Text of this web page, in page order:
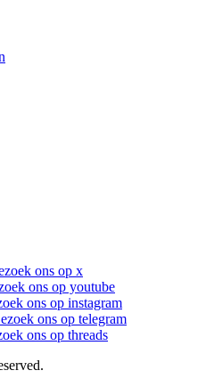
ons op x
ons op youtube
ons op instagram
ons op telegram
ons op threads